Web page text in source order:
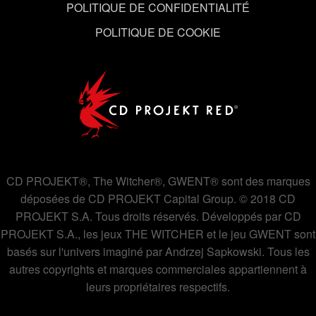
utilisation des cookies et modifier vos préférences dans
le menu "Paramètres" ci-dessous.
POLITIQUE DE CONFIDENTIALITÉ
POLITIQUE DE COOKIE
CD PROJEKT®, The Witcher®, GWENT® sont des marques
déposées de CD PROJEKT Capital Group. © 2018 CD
PROJEKT S.A. Tous droits réservés. Développés par CD
PROJEKT S.A., les jeux THE WITCHER et le jeu GWENT sont
basés sur l'univers imaginé par Andrzej Sapkowski. Tous les
autres copyrights et marques commerciales appartiennent à
leurs propriétaires respectifs.